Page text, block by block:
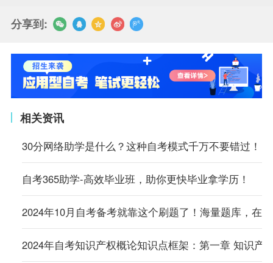
分享到:
相关资讯
30分网络助学是什么？这种自考模式千万不要错过！
自考365助学-高效毕业班，助你更快毕业拿学历！
2024年10月自考备考就靠这个刷题了！海量题库，在
2024年自考知识产权概论知识点框架：第一章 知识产